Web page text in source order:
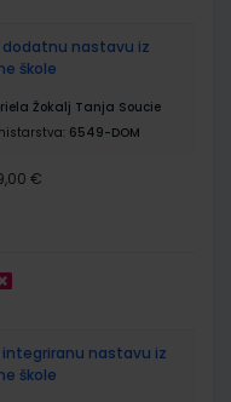
dodatnu nastavu iz
škole
Žokalj Tanja Soucie
6549-DOM
€
integriranu nastavu iz
škole